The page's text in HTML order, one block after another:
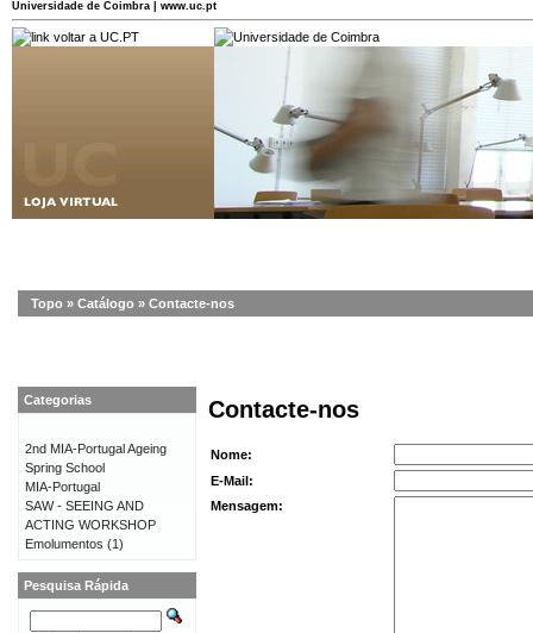
Universidade de Coimbra | www.uc.pt
Topo » Catálogo » Contacte-nos
Contacte-nos
Nome:
E-Mail:
Mensagem:
Categorias
2nd MIA-Portugal Ageing
Spring School
MIA-Portugal
SAW - SEEING AND
ACTING WORKSHOP
Emolumentos (1)
Pesquisa Rápida